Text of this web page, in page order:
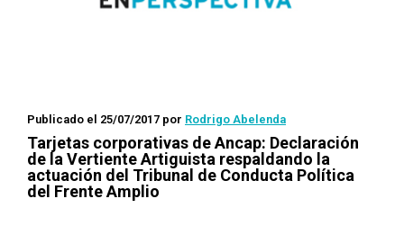
Publicado el 25/07/2017 por Rodrigo Abelenda
Tarjetas corporativas de Ancap: Declaración
de la Vertiente Artiguista respaldando la
actuación del Tribunal de Conducta Política
del Frente Amplio